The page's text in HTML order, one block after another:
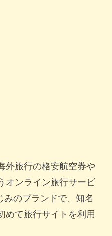
外旅行の格安航空券や
オンライン旅行サービ
みのブランドで、知名
めて旅行サイトを利用